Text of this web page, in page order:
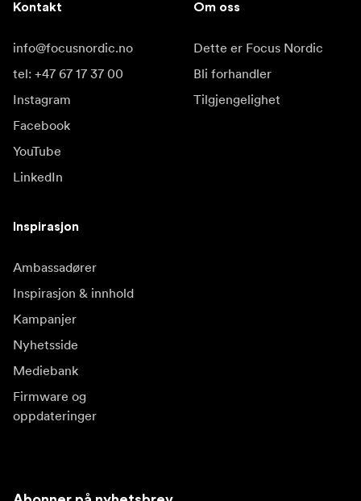
Kontakt
info@focusnordic.no
tel: +47 67 17 37 00
Instagram
Facebook
YouTube
LinkedIn
Om oss
Dette er Focus Nordic
Bli forhandler
Tilgjengelighet
Inspirasjon
Ambassadører
Inspirasjon & innhold
Kampanjer
Nyhetsside
Mediebank
Firmware og
oppdateringer